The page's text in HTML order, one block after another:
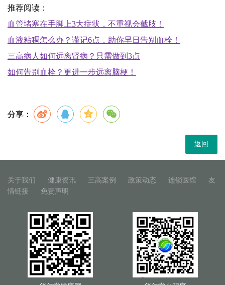
推荐阅读：
血管堵塞在手脚上3大症状，不重视会截肢！
血液粘稠怎么办？谨记6点，助你早日告别血栓！
三高病人如何远离肾病？只需做到3点
如何告别血栓？更进一步远离脑梗！
分享：
返回
关于我们 健康资讯 三高案例 政策动态 连锁医馆
友
情链接
免责声明